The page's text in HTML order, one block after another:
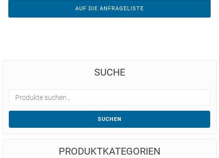
AUF DIE ANFRAGELISTE
SUCHE
SUCHEN
PRODUKTKATEGORIEN